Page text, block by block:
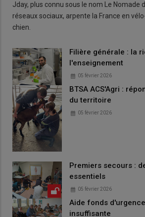
Jday, plus connu sous le nom Le Nomade
réseaux sociaux, arpente la France en
chien.
Filière générale : la
l'enseignement
05 février 2026
BTSA ACS'Agri :
du territoire
05 février 2026
Premiers secours :
essentiels
05 février 2026
Aide fonds
insuffisante